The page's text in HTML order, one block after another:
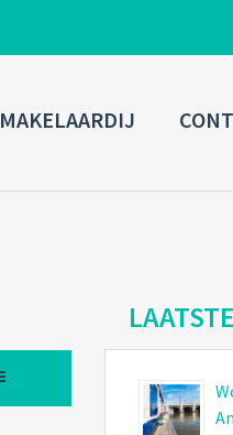
Username
Connect
Forgot
password?
MAKELAARDIJ